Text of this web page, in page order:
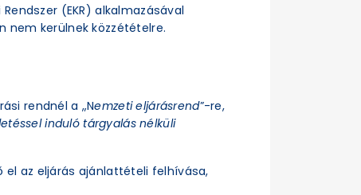
(EKR) alkalmazásával
nem kerülnek közzétételre.
rendnél a „Nemzeti eljárásrend”-re,
induló tárgyalás nélküli
az eljárás ajánlattételi felhívása,